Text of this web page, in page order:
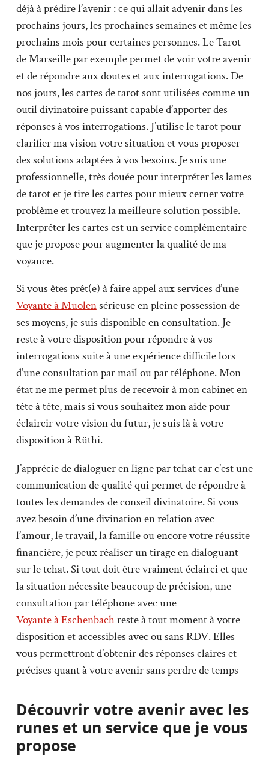
déjà à prédire l’avenir : ce qui allait advenir dans les
prochains jours, les prochaines semaines et même les
prochains mois pour certaines personnes. Le Tarot
de Marseille par exemple permet de voir votre avenir
et de répondre aux doutes et aux interrogations. De
nos jours, les cartes de tarot sont utilisées comme un
outil divinatoire puissant capable d’apporter des
réponses à vos interrogations. J’utilise le tarot pour
clarifier ma vision votre situation et vous proposer
des solutions adaptées à vos besoins. Je suis une
professionnelle, très douée pour interpréter les lames
de tarot et je tire les cartes pour mieux cerner votre
problème et trouvez la meilleure solution possible.
Interpréter les cartes est un service complémentaire
que je propose pour augmenter la qualité de ma
voyance.
Si vous êtes prêt(e) à faire appel aux services d’une
Voyante à Muolensérieuse en pleine possession de
ses moyens, je suis disponible en consultation. Je
reste à votre disposition pour répondre à vos
interrogations suite à une expérience difficile lors
d’une consultation par mail ou par téléphone. Mon
état ne me permet plus de recevoir à mon cabinet en
tête à tête, mais si vous souhaitez mon aide pour
éclaircir votre vision du futur, je suis là à votre
disposition à Rüthi.
J’apprécie de dialoguer en ligne par tchat car c’est une
communication de qualité qui permet de répondre à
toutes les demandes de conseil divinatoire. Si vous
avez besoin d’une divination en relation avec
l’amour, le travail, la famille ou encore votre réussite
financière, je peux réaliser un tirage en dialoguant
sur le tchat. Si tout doit être vraiment éclairci et que
la situation nécessite beaucoup de précision, une
consultation par téléphone avec une
Voyante à Eschenbachreste à tout moment à votre
disposition et accessibles avec ou sans RDV. Elles
vous permettront d’obtenir des réponses claires et
précises quant à votre avenir sans perdre de temps
Découvrir votre avenir avec les
runes et un service que je vous
propose